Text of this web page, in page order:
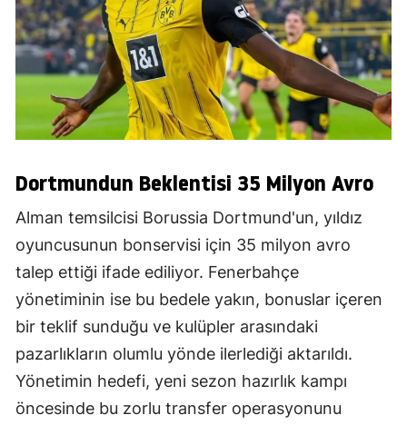
Dortmundun Beklentisi 35 Milyon Avro
Alman temsilcisi Borussia Dortmund'un, yıldız
oyuncusunun bonservisi için 35 milyon avro
talep ettiği ifade ediliyor. Fenerbahçe
yönetiminin ise bu bedele yakın, bonuslar içeren
bir teklif sunduğu ve kulüpler arasındaki
pazarlıkların olumlu yönde ilerlediği aktarıldı.
Yönetimin hedefi, yeni sezon hazırlık kampı
öncesinde bu zorlu transfer operasyonunu